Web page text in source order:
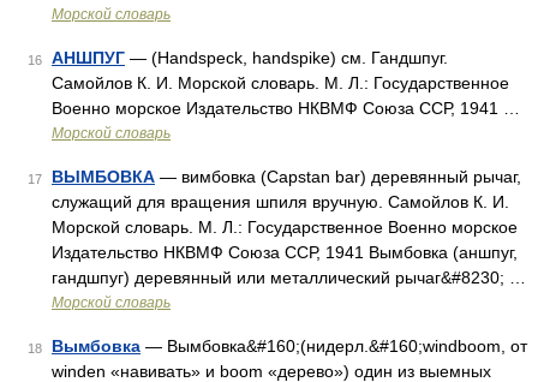
Морской словарь
16 АНШПУГ — (Handspeck, handspike) см. Гандшпуг.
Самойлов К. И. Морской словарь. М. Л.: Государственное
Военно морское Издательство НКВМФ Союза ССР, 1941 …
Морской словарь
17 ВЫМБОВКА — вимбовка (Capstan bar) деревянный рычаг,
служащий для вращения шпиля вручную. Самойлов К. И.
Морской словарь. М. Л.: Государственное Военно морское
Издательство НКВМФ Союза ССР, 1941 Вымбовка (аншпуг,
гандшпуг) деревянный или металлический рычаг&#8230; …
Морской словарь
18 Вымбовка — Вымбовка&#160;(нидерл.&#160;windboom, от
winden «навивать» и boom «дерево») один из выемных